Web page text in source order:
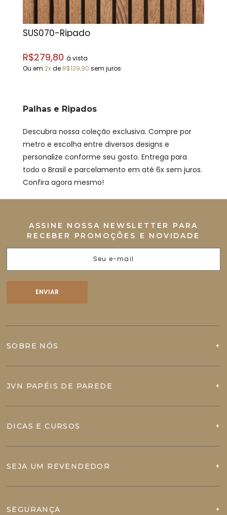
SUS070-Ripado
R$279,80 á vista
Ou em 2xde R$139,90 sem juros
Palhas e Ripados
Descubra nossa coleção exclusiva. Compre por
metro e escolha entre diversos designs e
personalize conforme seu gosto. Entrega para
todo o Brasil e parcelamento em até 6x sem juros.
Confira agora mesmo!
SOBRE NÓS
JVN PAPÉIS DE PAREDE
DICAS E CURSOS
SEJA UM REVENDEDOR
SEGURANÇA
ASSINE NOSSA NEWSLETTER PARA
RECEBER PROMOÇÕES E NOVIDADE